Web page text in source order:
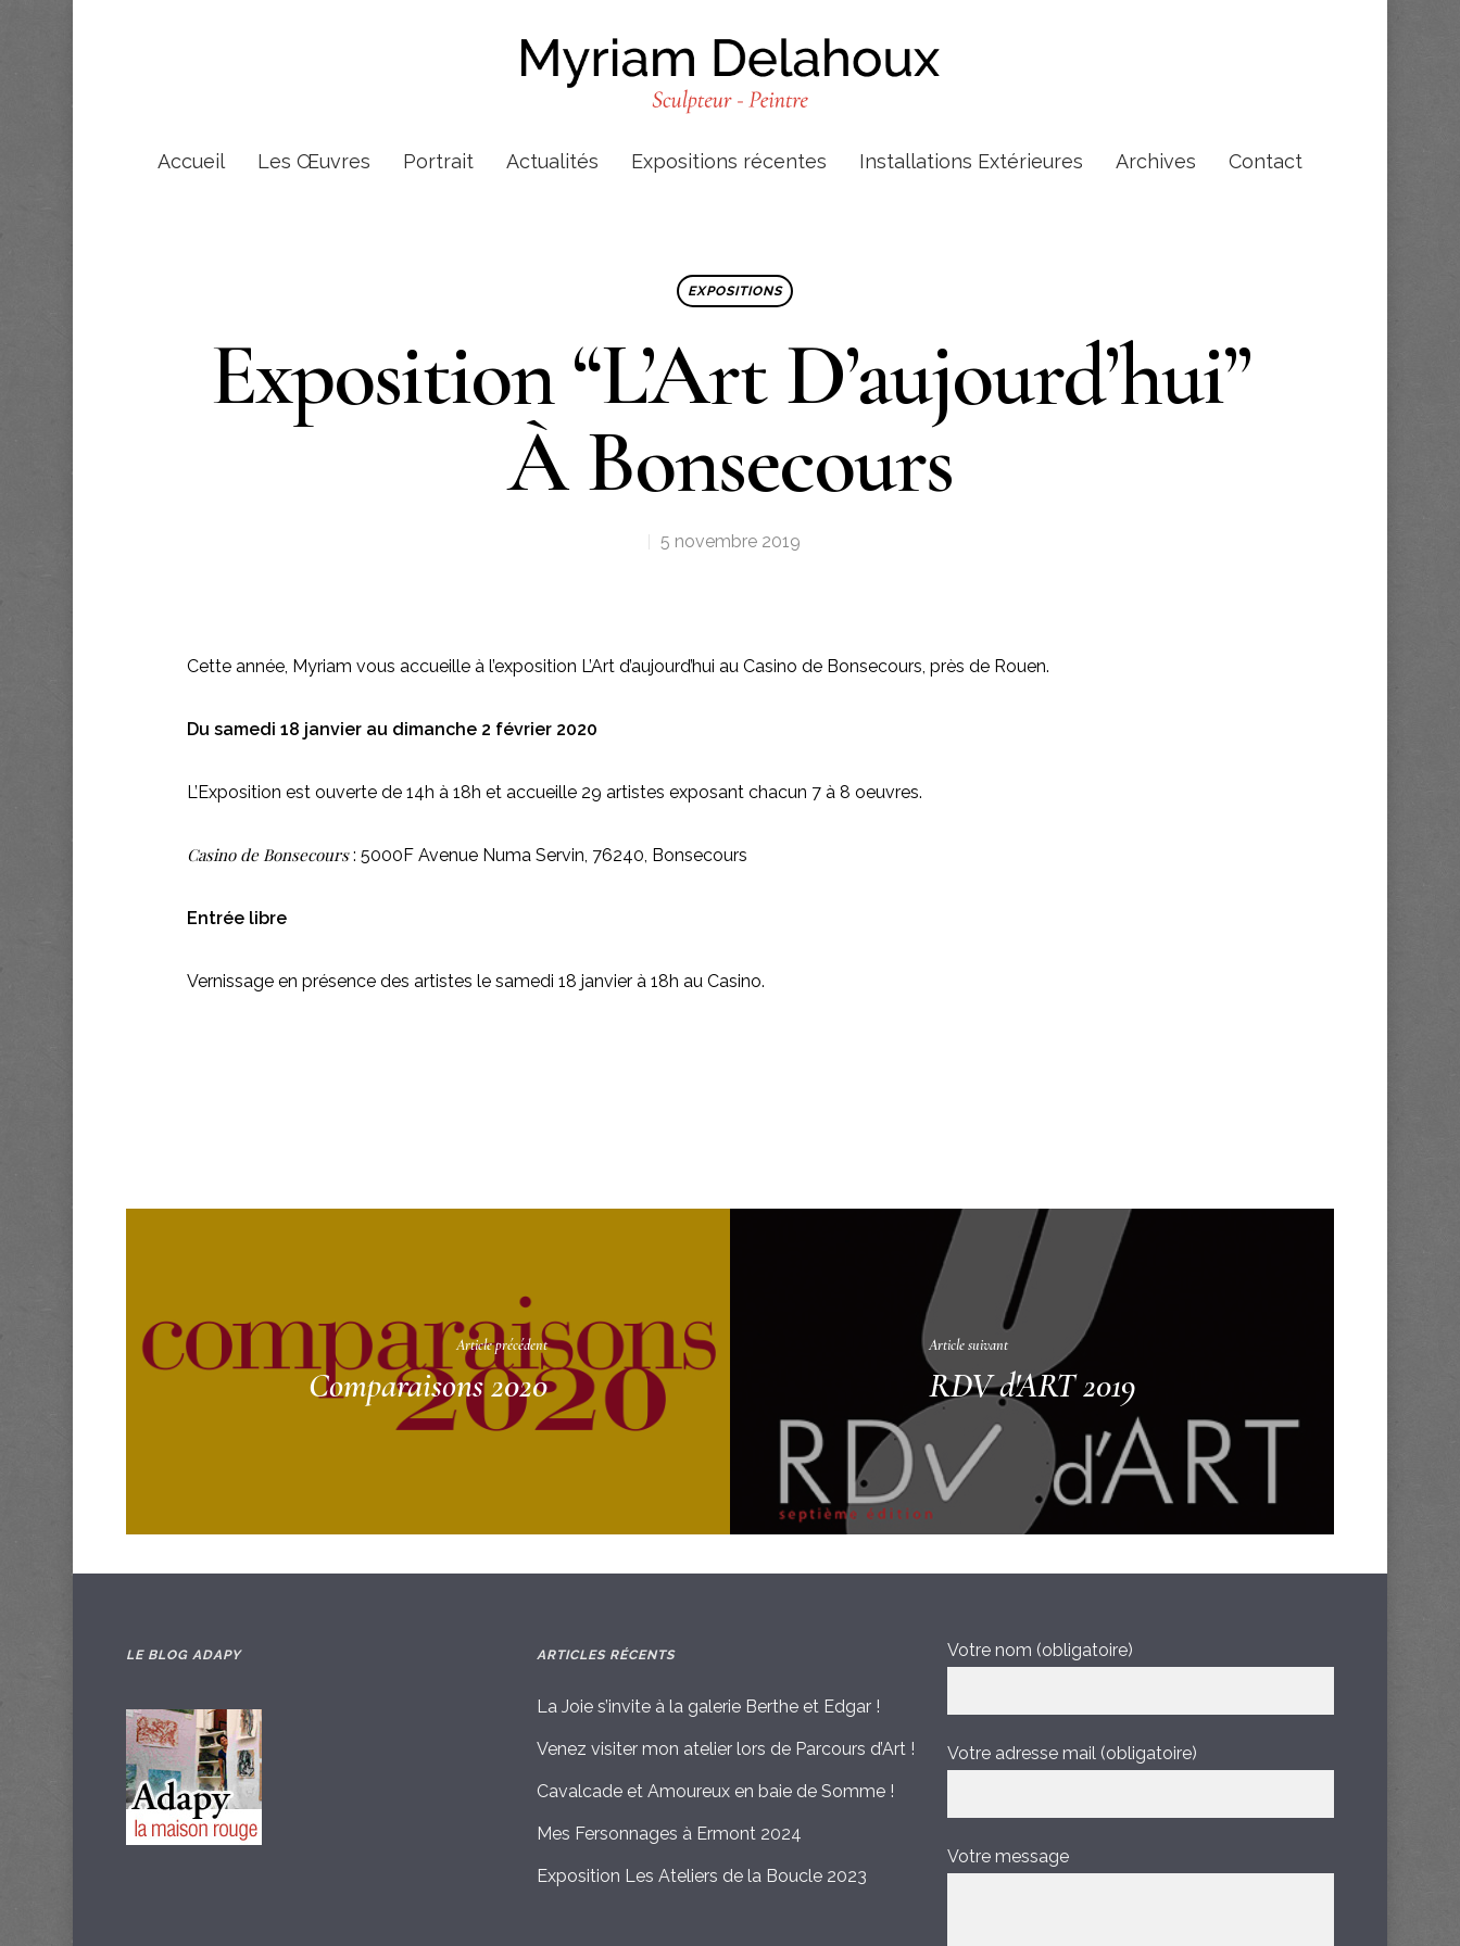
Accueil Les Œuvres Portrait Actualités Expositions récentes Installations Extérieures Archives Contact
EXPOSITIONS
Exposition “L’Art D’aujourd’hui”
À Bonsecours
5 novembre 2019
Cette année, Myriam vous accueille à l’exposition L’Art d’aujourd’hui au Casino de Bonsecours, près de Rouen.
Du samedi 18 janvier au dimanche 2 février 2020
L’Exposition est ouverte de 14h à 18h et accueille 29 artistes exposant chacun 7 à 8 oeuvres.
Casino de Bonsecours: 5000F Avenue Numa Servin, 76240, Bonsecours
Entrée libre
Vernissage en présence des artistes le samedi 18 janvier à 18h au Casino.
Article précédent
Comparaisons 2020
Article suivant
RDV d'ART 2019
LE BLOG ADAPY ARTICLES RÉCENTS
La Joie s’invite à la galerie Berthe et Edgar !
Venez visiter mon atelier lors de Parcours d’Art !
Cavalcade et Amoureux en baie de Somme !
Mes Fersonnages à Ermont 2024
Exposition Les Ateliers de la Boucle 2023
Votre nom (obligatoire)
Votre adresse mail (obligatoire)
Votre message